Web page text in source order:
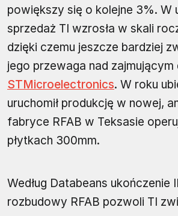
powiększy się o kolejne 3%. W
sprzedaż TI wzrosła w skali
dzięki czemu jeszcze bardziej
jego przewaga nad zajmującym
STMicroelectronics. W roku
uruchomił produkcję w nowej,
fabryce RFAB w Teksasie
płytkach 300mm.
Według Databeans ukończenie
rozbudowy RFAB pozwoli TI